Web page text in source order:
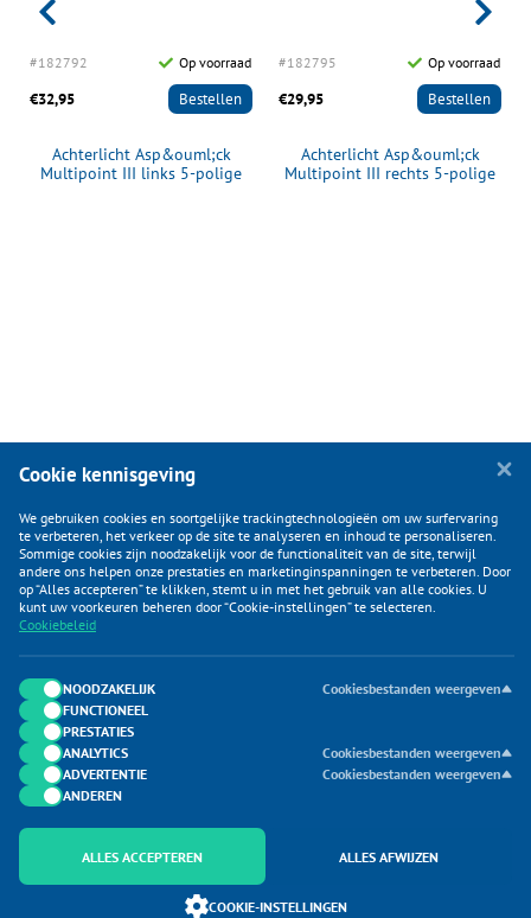
#182792 Op voorraad
€32,95 Bestellen
Achterlicht Asp&ouml;ck
Multipoint III links 5-polige
#182795 Op voorraad
€29,95 Bestellen
Achterlicht Asp&ouml;ck
Multipoint III rechts 5-polige
KLANTENSERVICE
CATEGORIEËN
DUIJVELAAR E-COMMERCE
CONTACTEN
Onderdeel van Duijvelaar E-commerce
Cookie kennisgeving
We gebruiken cookies en soortgelijke trackingtechnologieën om uw surfervaring
te verbeteren, het verkeer op de site te analyseren en inhoud te personaliseren.
Sommige cookies zijn noodzakelijk voor de functionaliteit van de site, terwijl
andere ons helpen onze prestaties en marketinginspanningen te verbeteren. Door
op “Alles accepteren” te klikken, stemt u in met het gebruik van alle cookies. U
kunt uw voorkeuren beheren door “Cookie-instellingen” te selecteren.
Cookiebeleid
NOODZAKELIJK
Cookiesbestanden weergeven
FUNCTIONEEL
PRESTATIES
ANALYTICS
Cookiesbestanden weergeven
ADVERTENTIE
Cookiesbestanden weergeven
ANDEREN
ALLES ACCEPTEREN ALLES AFWIJZEN
COOKIE-INSTELLINGEN